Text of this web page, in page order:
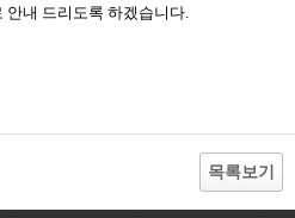
안내 드리도록 하겠습니다.
목록보기